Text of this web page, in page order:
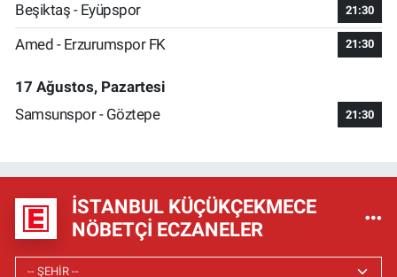
Beşiktaş - Eyüpspor 21:30
Amed - Erzurumspor FK 21:30
17 Ağustos, Pazartesi
Samsunspor - Göztepe
21:30
İSTANBUL KÜÇÜKÇEKMECE
NÖBETÇI ECZANELER